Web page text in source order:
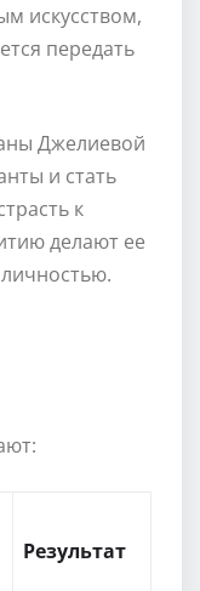
искусством,
передать
Джелиевой
и стать
к
делают ее
Результат